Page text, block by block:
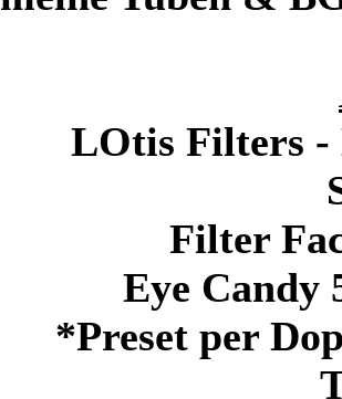
LOtis Filters -
Filter
Eye Candy
*Preset per